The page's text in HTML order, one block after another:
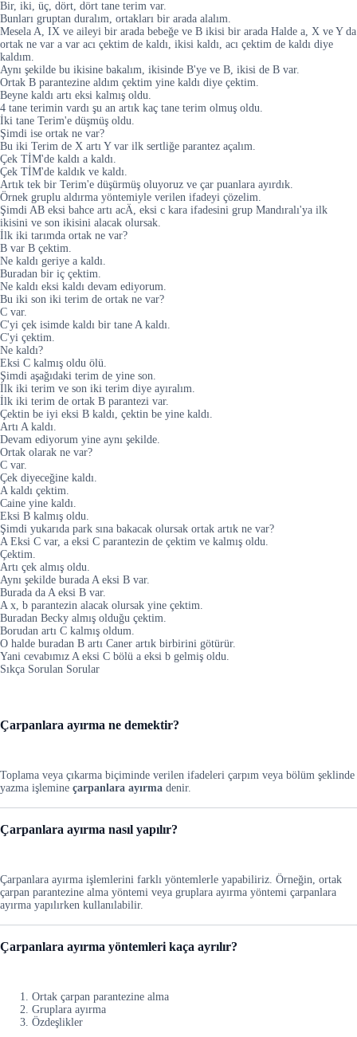
Bir, iki, üç, dört, dört tane terim var.
Bunları gruptan duralım, ortakları bir arada alalım.
Mesela A, IX ve aileyi bir arada bebeğe ve B ikisi bir arada Halde a, X ve Y da
ortak ne var a var acı çektim de kaldı, ikisi kaldı, acı çektim de kaldı diye
kaldım.
Aynı şekilde bu ikisine bakalım, ikisinde B'ye ve B, ikisi de B var.
Ortak B parantezine aldım çektim yine kaldı diye çektim.
Beyne kaldı artı eksi kalmış oldu.
4 tane terimin vardı şu an artık kaç tane terim olmuş oldu.
İki tane Terim'e düşmüş oldu.
Şimdi ise ortak ne var?
Bu iki Terim de X artı Y var ilk sertliğe parantez açalım.
Çek TİM'de kaldı a kaldı.
Çek TİM'de kaldık ve kaldı.
Artık tek bir Terim'e düşürmüş oluyoruz ve çar puanlara ayırdık.
Örnek gruplu aldırma yöntemiyle verilen ifadeyi çözelim.
Şimdi AB eksi bahce artı acÄ, eksi c kara ifadesini grup Mandıralı'ya ilk
ikisini ve son ikisini alacak olursak.
İlk iki tarımda ortak ne var?
B var B çektim.
Ne kaldı geriye a kaldı.
Buradan bir iç çektim.
Ne kaldı eksi kaldı devam ediyorum.
Bu iki son iki terim de ortak ne var?
C var.
C'yi çek isimde kaldı bir tane A kaldı.
C'yi çektim.
Ne kaldı?
Eksi C kalmış oldu ölü.
Şimdi aşağıdaki terim de yine son.
İlk iki terim ve son iki terim diye ayıralım.
İlk iki terim de ortak B parantezi var.
Çektin be iyi eksi B kaldı, çektin be yine kaldı.
Artı A kaldı.
Devam ediyorum yine aynı şekilde.
Ortak olarak ne var?
C var.
Çek diyeceğine kaldı.
A kaldı çektim.
Caine yine kaldı.
Eksi B kalmış oldu.
Şimdi yukarıda park sına bakacak olursak ortak artık ne var?
A Eksi C var, a eksi C parantezin de çektim ve kalmış oldu.
Çektim.
Artı çek almış oldu.
Aynı şekilde burada A eksi B var.
Burada da A eksi B var.
A x, b parantezin alacak olursak yine çektim.
Buradan Becky almış olduğu çektim.
Borudan artı C kalmış oldum.
O halde buradan B artı Caner artık birbirini götürür.
Yani cevabımız A eksi C bölü a eksi b gelmiş oldu.
Sıkça Sorulan Sorular
Çarpanlara ayırma ne demektir?
Toplama veya çıkarma biçiminde verilen ifadeleri çarpım veya bölüm şeklinde
yazma işlemine çarpanlara ayırma denir.
Çarpanlara ayırma nasıl yapılır?
Çarpanlara ayırma işlemlerini farklı yöntemlerle yapabiliriz. Örneğin, ortak
çarpan parantezine alma yöntemi veya gruplara ayırma yöntemi çarpanlara
ayırma yapılırken kullanılabilir.
Çarpanlara ayırma yöntemleri kaça ayrılır?
Ortak çarpan parantezine alma
Gruplara ayırma
Özdeşlikler